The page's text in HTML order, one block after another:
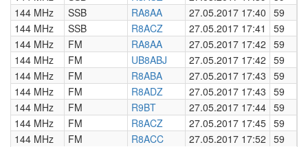
144 MHz
SSB RA8AA 27.05.2017 17:40 59
144 MHz
SSB R8ACZ 27.05.2017 17:41 59
144 MHz
FM RA8AA 27.05.2017 17:42 59
144 MHz
FM UB8ABJ 27.05.2017 17:42 59
144 MHz
FM R8ABA 27.05.2017 17:43 59
144 MHz
FM R8ADZ 27.05.2017 17:43 59
144 MHz
FM R9BT 27.05.2017 17:44 59
144 MHz
FM R8ACZ 27.05.2017 17:45 59
144 MHz
FM R8ACC 27.05.2017 17:52 59